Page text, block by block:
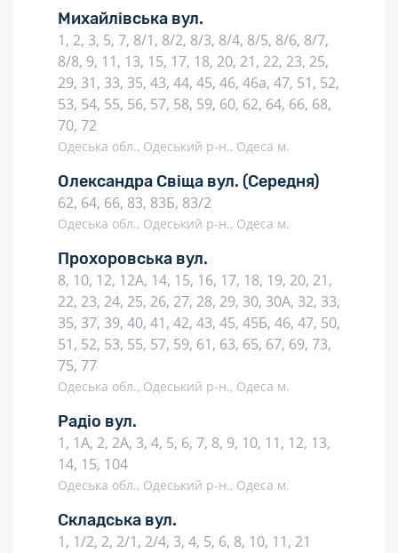
Михайлівська вул.
1, 2, 3, 5, 7, 8/1, 8/2, 8/3, 8/4, 8/5, 8/6, 8/7,
8/8, 9, 11, 13, 15, 17, 18, 20, 21, 22, 23, 25,
29, 31, 33, 35, 43, 44, 45, 46, 46а, 47, 51, 52,
53, 54, 55, 56, 57, 58, 59, 60, 62, 64, 66, 68,
70, 72
Одеська обл., Одеський р-н., Одеса м.
Олександра Свіща вул. (Середня)
62, 64, 66, 83, 83Б, 83/2
Одеська обл., Одеський р-н., Одеса м.
Прохоровська вул.
8, 10, 12, 12А, 14, 15, 16, 17, 18, 19, 20, 21,
22, 23, 24, 25, 26, 27, 28, 29, 30, 30А, 32, 33,
35, 37, 39, 40, 41, 42, 43, 45, 45Б, 46, 47, 50,
51, 52, 53, 55, 57, 59, 61, 63, 65, 67, 69, 73,
75, 77
Одеська обл., Одеський р-н., Одеса м.
Радіо вул.
1, 1А, 2, 2А, 3, 4, 5, 6, 7, 8, 9, 10, 11, 12, 13,
14, 15, 104
Одеська обл., Одеський р-н., Одеса м.
Складська вул.
1, 1/2, 2, 2/1, 2/4, 3, 4, 5, 6, 8, 10, 11, 21